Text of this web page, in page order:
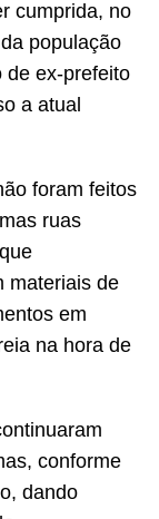
cumprida, no
população
ex-prefeito
a atual
foram feitos
ruas
materiais de
em
na hora de
conforme
dando